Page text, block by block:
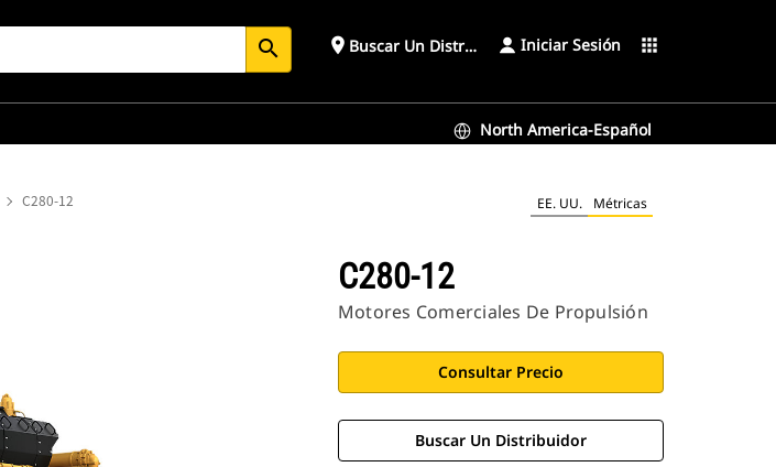
search place Buscar Un Distribuidor Iniciar Sesión apps
North America-Español
C280-12 EE. UU. Métricas
C280-12
Motores Comerciales De Propulsión
Consultar Precio
Buscar Un Distribuidor